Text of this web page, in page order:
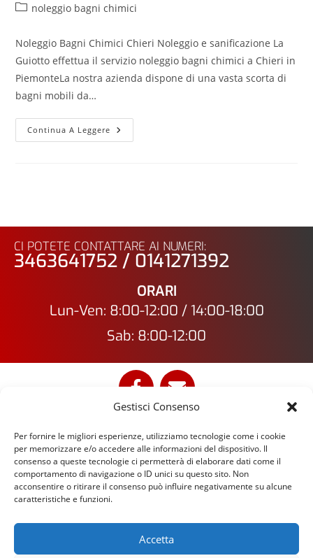
Gestisci Consenso
Per fornire le migliori esperienze, utilizziamo tecnologie come i cookie
per memorizzare e/o accedere alle informazioni del dispositivo. Il
consenso a queste tecnologie ci permetterà di elaborare dati come il
comportamento di navigazione o ID unici su questo sito. Non
acconsentire o ritirare il consenso può influire negativamente su alcune
caratteristiche e funzioni.
Accetta
noleggio bagni chimici
Noleggio Bagni Chimici Chieri Noleggio e sanificazione La
Guiotto effettua il servizio noleggio bagni chimici a Chieri in
PiemonteLa nostra azienda dispone di una vasta scorta di
bagni mobili da…
Continua A Leggere
CI POTETE CONTATTARE AI NUMERI:
3463641752 / 0141271392
ORARI
Lun-Ven: 8:00-12:00 / 14:00-18:00
Sab: 8:00-12:00
GUIOTTO S.r.L. | P.I. 00810070052
Sede Legale : 28, Via Don Berzano | Sede Operativa :
60, Via dell'Arazzeria 14100 Asti (AT) - Italia |
guiottosas@pec.guiottospurghi.it